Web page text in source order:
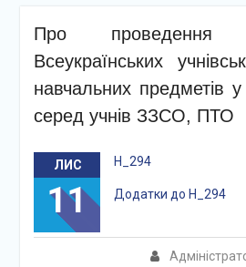
Про проведення
Всеукраїнських
навчальних предметів
серед учнів ЗЗСО, ПТО
ЛИС
11
Н_294
Додатки до Н_294